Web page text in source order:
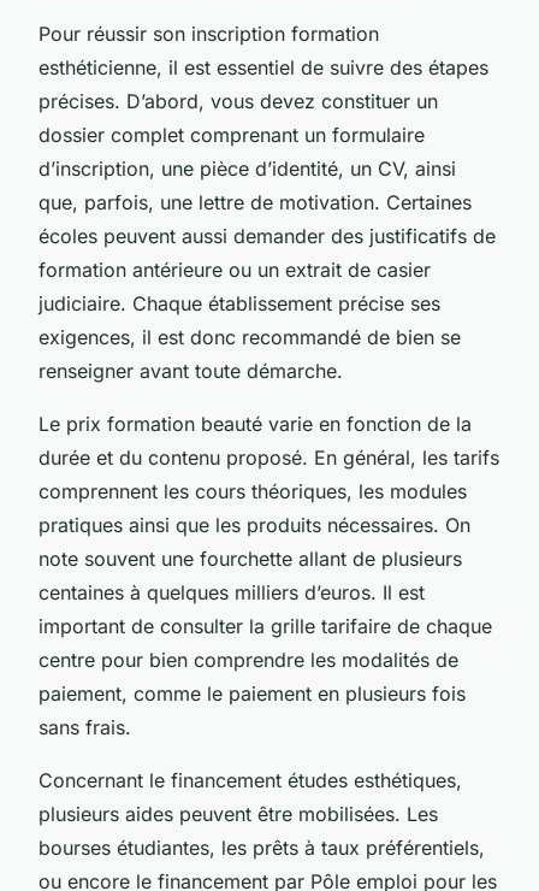
Pour réussir son inscription formation
esthéticienne, il est essentiel de suivre des étapes
précises. D’abord, vous devez constituer un
dossier complet comprenant un formulaire
d’inscription, une pièce d’identité, un CV, ainsi
que, parfois, une lettre de motivation. Certaines
écoles peuvent aussi demander des justificatifs de
formation antérieure ou un extrait de casier
judiciaire. Chaque établissement précise ses
exigences, il est donc recommandé de bien se
renseigner avant toute démarche.
Le prix formation beauté varie en fonction de la
durée et du contenu proposé. En général, les tarifs
comprennent les cours théoriques, les modules
pratiques ainsi que les produits nécessaires. On
note souvent une fourchette allant de plusieurs
centaines à quelques milliers d’euros. Il est
important de consulter la grille tarifaire de chaque
centre pour bien comprendre les modalités de
paiement, comme le paiement en plusieurs fois
sans frais.
Concernant le financement études esthétiques,
plusieurs aides peuvent être mobilisées. Les
bourses étudiantes, les prêts à taux préférentiels,
ou encore le financement par Pôle emploi pour les